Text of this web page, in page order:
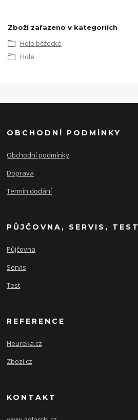
Zboží zařazeno v kategoriích
Hole běžecké
Hole
OBCHODNÍ PODMÍNKY
Obchodní podmínky
Doprava
Termín dodání
PŮJČOVNA, SERVIS, TEST
Půjčovna
Servis
Test
REFERENCE
Heureka.cz
Zbozi.cz
KONTAKT